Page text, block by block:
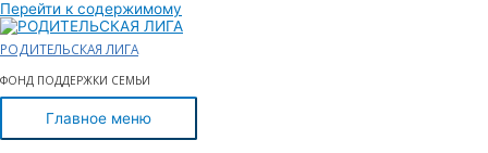
Перейти к содержимому
РОДИТЕЛЬСКАЯ ЛИГА
ФОНД ПОДДЕРЖКИ СЕМЬИ
Главное меню